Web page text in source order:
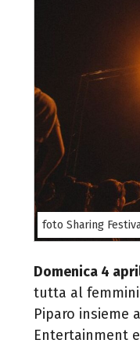
foto Sharing
Domenica 4
tutta al
Piparo insieme a
Entertainment